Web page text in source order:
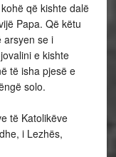
që kishte dalë
Papa. Që këtu
arsyen se i
e kishte
të isha pjesë e
solo.
të Katolikëve
i Lezhës,